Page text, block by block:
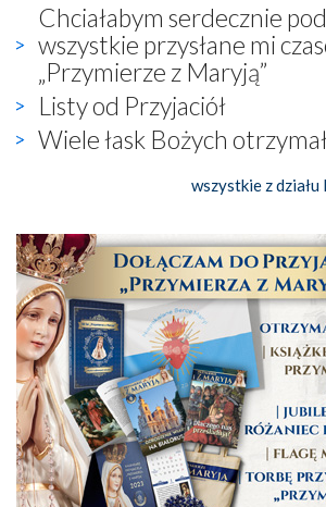
Chciałabym serdecznie
wszystkie przysłane mi
„Przymierze z Maryją”
Listy od Przyjaciół
Wiele łask Bożych
wszystkie z